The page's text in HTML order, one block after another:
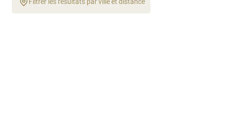
Filtrer les résultats par ville et distance